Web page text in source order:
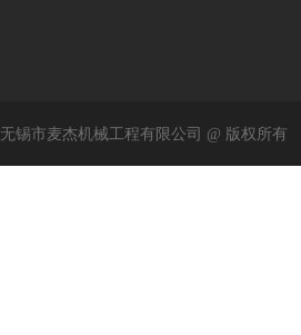
无锡市麦杰机械工程有限公司 @ 版权所有